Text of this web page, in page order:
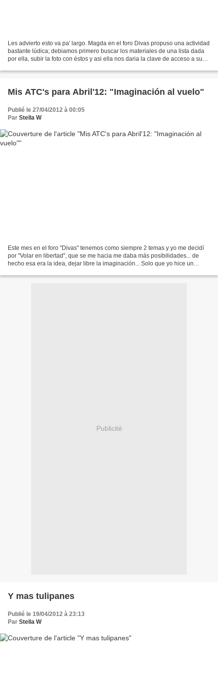
Les advierto esto va pa' largo. Magda en el foro Divas propuso una actividad
bastante lúdica; debiamos primero buscar los materiales de una lista dada
por ella, subir la foto con éstos y asi ella nos daria la clave de acceso a su
Mis ATC's para Abril'12: "Imaginación al vuelo"
Publié le 27/04/2012 à 00:05
Par Stella W
Este mes en el foro "Divas" tenemos como siempre 2 temas y yo me decidí
por "Volar en libertad", que se me hacia me daba más posibilidades... de
hecho esa era la idea, dejar libre la imaginación... Solo que yo hice un
Publicité
Y mas tulipanes
Publié le 19/04/2012 à 23:13
Par Stella W